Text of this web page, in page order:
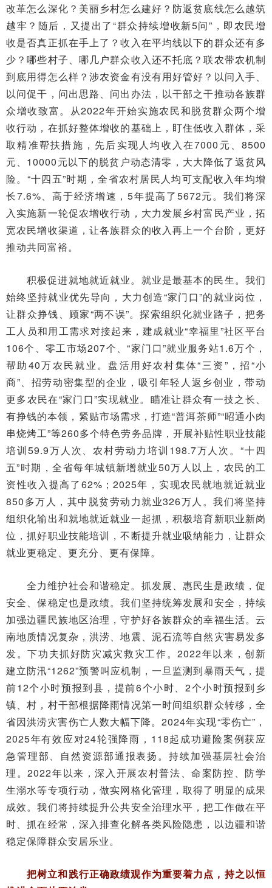
改革怎么深化？美丽乡村怎么建好？防返贫底线怎么越筑
越牢？随后，又提出了“群众持续增收新5问”，即农民增
收是否真正抓在手上了？收入在平均线以下的群众还有多
少？哪些村子、哪几户群众收入还不托底？联农带农机制
到底用得怎么样？涉农资金有没有用好管好？以问入手、
以问促干，问出思路、问出办法，以干部之干推动各族群
众增收致富。从2022年开始实施农民和脱贫群众两个增
收行动，在抓好整体增收的基础上，盯住低收入群体，采
取精准帮扶措施，先后实现人均收入在7000元、8500
元、10000元以下的脱贫户动态清零，大大降低了返贫风
险。“十四五”时期，全省农村居民人均可支配收入年均增
长7.6%、高于经济增速，5年提高了5672元。我们将深
入实施新一轮促农增收行动，大力发展乡村富民产业，拓
宽农民增收渠道，让各族群众的收入再上一个台阶，更好
推动共同富裕。
积极促进就地就近就业。就业是最基本的民生。我们
始终坚持就业优先导向，大力创造“家门口”的就业岗位，
让群众挣钱、顾家“两不误”。探索组织化就业路子，把务
工人员和用工需求对接起来，建成就业“幸福里”社区平台
106个、零工市场207个、“家门口”就业服务站1.6万个，
帮助40万农民就业。盘活用好农村集体“三资”，招“小
商”、招劳动密集型的企业，吸引年轻人返乡创业，带动
更多农民在“家门口”实现就业。瞄准让群众有一技之长、
有挣钱的本领，紧贴市场需求，打造“普洱茶师”“昭通小肉
串烧烤工”等260多个特色劳务品牌，开展补贴性职业技能
培训59.9万人次、农村劳动力培训198.7万人次。“十四
五”时期，全省每年城镇新增就业50万人以上，农民的工
资性收入提高了62%；2025年，实现农民就地就近就业
850多万人，其中脱贫劳动力就业326万人。我们将坚持
组织化输出和就地就近就业一起抓，积极培育新职业新岗
位，抓好职业技能培训，不断提升就业吸纳能力，让群众
就业更稳定、更充分、更有保障。
全力维护社会和谐稳定。抓发展、惠民生是政绩，促
安全、保稳定也是政绩。我们坚持统筹发展和安全，持续
加强边疆民族地区治理，守护好各族群众的幸福生活。云
南地质情况复杂，洪涝、地震、泥石流等自然灾害易发多
发。下功夫抓好防灾减灾救灾工作。2022年以来，创新
建立防汛“1262”预警叫应机制，一旦监测到暴雨天气，提
前12个小时预报到县，提前6个小时、2个小时预报到乡
镇、村，村干部根据降雨情况第一时间组织群众转移，全
省因洪涝灾害伤亡人数大幅下降。2024年实现“零伤亡”，
2025年有效应对24轮强降雨，118起成功避险案例获应
急管理部、自然资源部通报表扬。持续加强基层社会治
理。2022年以来，深入开展农村普法、命案防控、防学
生溺水等专项行动，做实网格化管理，取得了明显的成果
成效。我们将持续提升公共安全治理水平，把工作做在平
时、抓在经常，深入排查化解各类风险隐患，以边疆和谐
稳定保障群众安居乐业。
把树立和践行正确政绩观作为重要着力点，持之以恒